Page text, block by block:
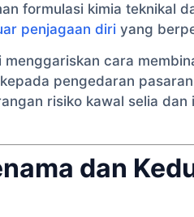
formulasi kimia teknikal
penjagaan diri yang
cara
pengedaran
risiko kawal selia
dan